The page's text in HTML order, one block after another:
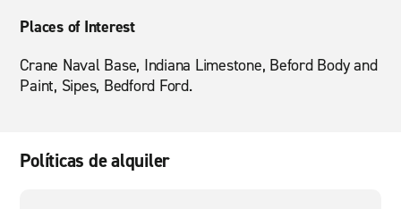
Places of Interest
Crane Naval Base, Indiana Limestone, Beford Body and
Paint, Sipes, Bedford Ford.
Políticas de alquiler